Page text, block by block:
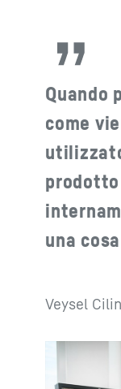
Quando
come
una
Veysel